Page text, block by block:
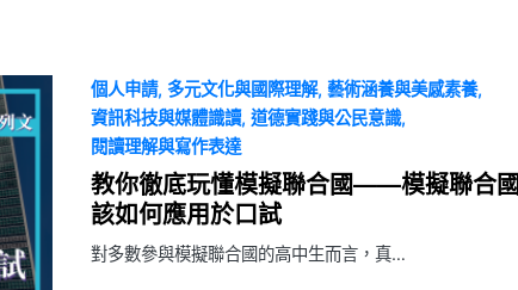
個人申請 多元文化與國際理解 藝術涵養與美感素養
資訊科技與媒體識讀 道德實踐與公民意識
閱讀理解與寫作表達
教你徹底玩懂模擬聯合國——模擬聯合國
該如何應用於口試
對多數參與模擬聯合國的高中生而言，真…